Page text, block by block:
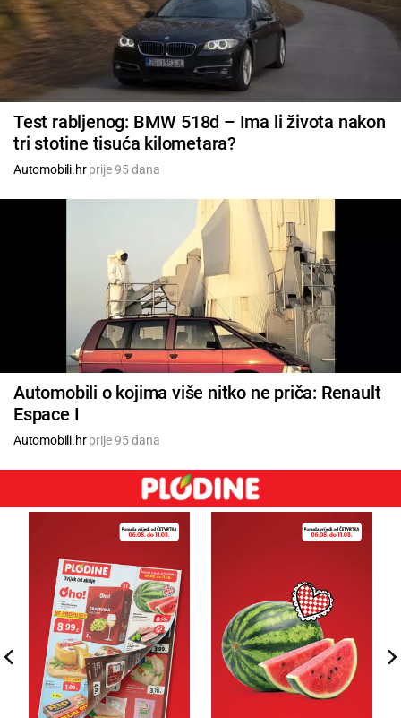
Test rabljenog: BMW 518d – Ima li života nakon
tri stotine tisuća kilometara?
Automobili.hrprije 95 dana
Automobili o kojima više nitko ne priča: Renault
Espace I
Automobili.hrprije 95 dana